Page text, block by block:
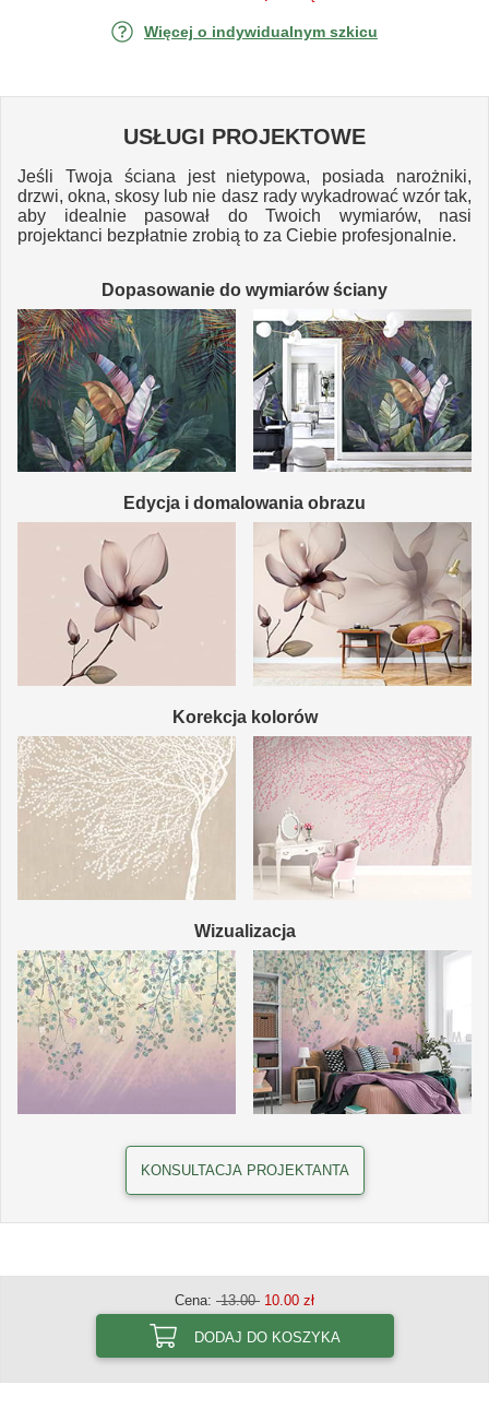
Więcej o indywidualnym szkicu
USŁUGI PROJEKTOWE
Jeśli Twoja ściana jest nietypowa, posiada narożniki,
drzwi, okna, skosy lub nie dasz rady wykadrować wzór tak,
aby idealnie pasował do Twoich wymiarów, nasi
projektanci bezpłatnie zrobią to za Ciebie profesjonalnie.
Dopasowanie do wymiarów ściany
Edycja i domalowania obrazu
Korekcja kolorów
Wizualizacja
KONSULTACJA PROJEKTANTA
Cena: 13.00 10.00 zł
DODAJ DO KOSZYKA